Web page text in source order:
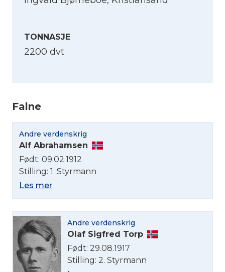
TONNASJE
2200 dvt
Falne
Andre verdenskrig
Alf Abrahamsen
Født: 09.02.1912
Stilling: 1. Styrmann
Les mer
Andre verdenskrig
Olaf Sigfred Torp
Født: 29.08.1917
Stilling: 2. Styrmann